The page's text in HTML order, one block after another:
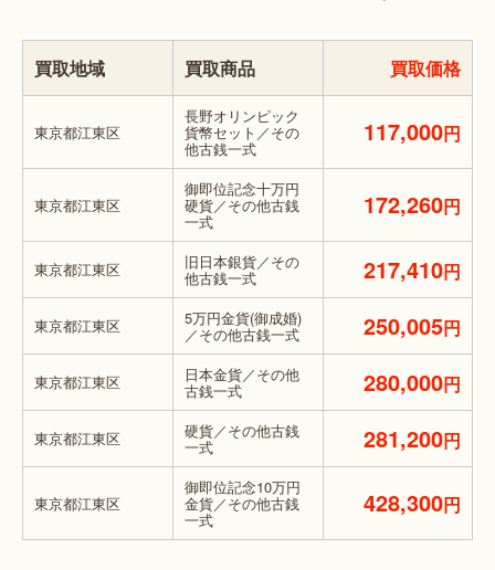
買取地域 買取商品 買取価格
東京都江東区
長野オリンピック
貨幣セット／その
他古銭一式
117,000円
東京都江東区
御即位記念十万円
硬貨／その他古銭
一式
172,260円
東京都江東区 旧日本銀貨／その
他古銭一式 217,410円
東京都江東区 5万円金貨(御成婚)
／その他古銭一式 250,005円
東京都江東区 日本金貨／その他
古銭一式 280,000円
東京都江東区 硬貨／その他古銭
一式 281,200円
東京都江東区
御即位記念10万円
金貨／その他古銭
一式
428,300円